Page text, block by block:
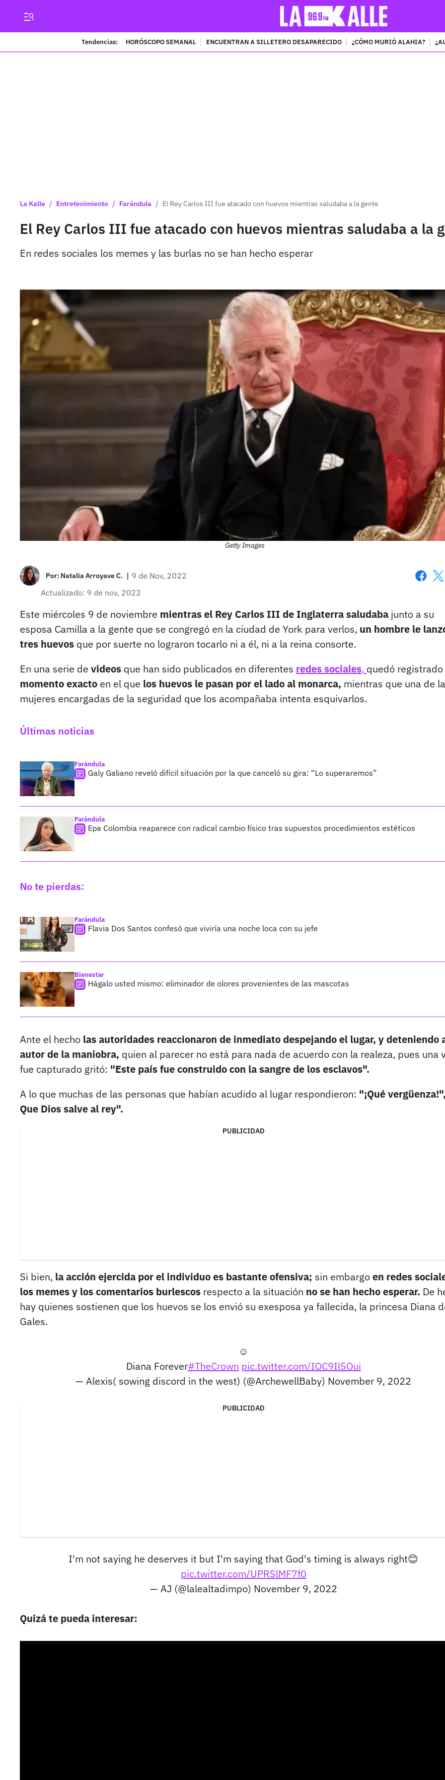
Tendencias: HORÓSCOPO SEMANAL ENCUENTRAN A SILLETERO DESAPARECIDO ¿CÓMO MURIÓ ALAHIA?
La Kalle / Entretenimiento / Farándula / El Rey Carlos III fue atacado con huevos mientras saludaba a la gente
El Rey Carlos III fue atacado con huevos mientras saludaba a la
En redes sociales los memes y las burlas no se han hecho esperar
Getty Images
Por: Natalia Arroyave C. | 9 de Nov, 2022
Actualizado: 9 de nov, 2022
Este miércoles 9 de noviembre mientras el Rey Carlos III de Inglaterra saludaba junto a su
esposa Camilla a la gente que se congregó en la ciudad de York para verlos, un hombre le
tres huevos que por suerte no lograron tocarlo ni a él, ni a la reina consorte.
En una serie de videos que han sido publicados en diferentes redes sociales, quedó
momento exacto en el que los huevos le pasan por el lado al monarca, mientras que una de
mujeres encargadas de la seguridad que los acompañaba intenta esquivarlos.
Últimas noticias
Farándula
Galy Galiano reveló difícil situación por la que canceló su gira: “Lo superaremos”
Farándula
Epa Colombia reaparece con radical cambio físico tras supuestos procedimientos estéticos
No te pierdas:
Farándula
Flavia Dos Santos confesó que viviría una noche loca con su jefe
Bienestar
Hágalo usted mismo: eliminador de olores provenientes de las mascotas
Ante el hecho las autoridades reaccionaron de inmediato despejando el lugar, y deteniendo
autor de la maniobra, quien al parecer no está para nada de acuerdo con la realeza, pues una
fue capturado gritó: "Este país fue construido con la sangre de los esclavos".
A lo que muchas de las personas que habían acudido al lugar respondieron: "¡Qué
Que Dios salve al rey".
PUBLICIDAD
Si bien, la acción ejercida por el individuo es bastante ofensiva; sin embargoen redes
los memes y los comentarios burlescos respecto a la situación no se han hecho esperar. De
hay quienes sostienen que los huevos se los envió su exesposa ya fallecida, la princesa Diana
Gales.
☺️
Diana Forever#TheCrown pic.twitter.com/IOC9Il5Oui
— Alexis( sowing discord in the west) (@ArchewellBaby) November 9, 2022
PUBLICIDAD
I'm not saying he deserves it but I'm saying that God's timing is always right😊
pic.twitter.com/UPRSlMF7f0
— AJ (@lalealtadimpo) November 9, 2022
Quizá te pueda interesar: